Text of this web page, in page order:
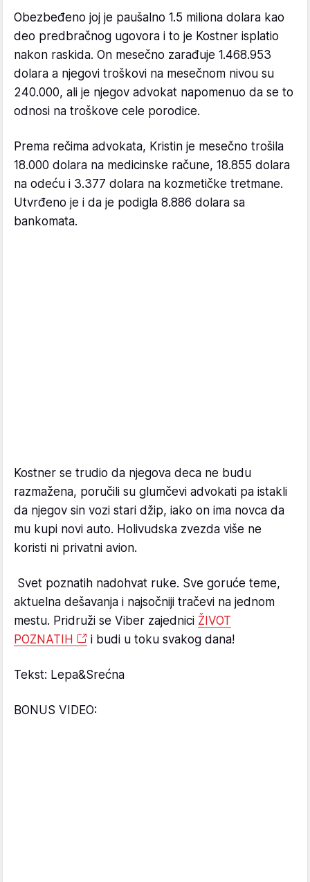
Obezbeđeno joj je paušalno 1.5 miliona dolara kao
deo predbračnog ugovora i to je Kostner isplatio
nakon raskida. On mesečno zarađuje 1.468.953
dolara a njegovi troškovi na mesečnom nivou su
240.000, ali je njegov advokat napomenuo da se to
odnosi na troškove cele porodice.
Prema rečima advokata, Kristin je mesečno trošila
18.000 dolara na medicinske račune, 18.855 dolara
na odeću i 3.377 dolara na kozmetičke tretmane.
Utvrđeno je i da je podigla 8.886 dolara sa
bankomata.
Kostner se trudio da njegova deca ne budu
razmažena, poručili su glumčevi advokati pa istakli
da njegov sin vozi stari džip, iako on ima novca da
mu kupi novi auto. Holivudska zvezda više ne
koristi ni privatni avion.
Svet poznatih nadohvat ruke. Sve goruće teme,
aktuelna dešavanja i najsočniji tračevi na jednom
mestu. Pridruži se Viber zajednici ŽIVOT
POZNATIH
i budi u toku svakog dana!
Tekst: Lepa&Srećna
BONUS VIDEO: